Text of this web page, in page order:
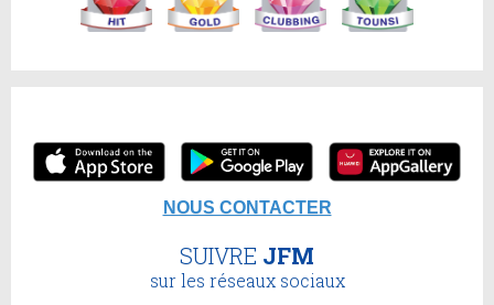
NOUS CONTACTER
SUIVRE JFM
sur les réseaux sociaux